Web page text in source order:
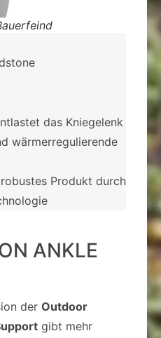
das Kniegelenk
wärmerregulierende
Produkt durch
ANKLE
der Outdoor
gibt mehr